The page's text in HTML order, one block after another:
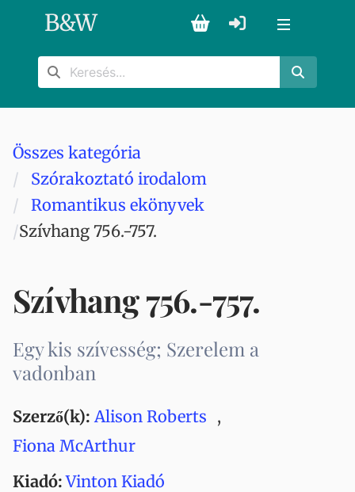
B&W
Összes kategória
Szórakoztató irodalom
Romantikus ekönyvek
Szívhang 756.-757.
Szívhang 756.-757.
Egy kis szívesség; Szerelem a
vadonban
Szerző(k): Alison Roberts ,
Fiona McArthur
Kiadó: Vinton Kiadó